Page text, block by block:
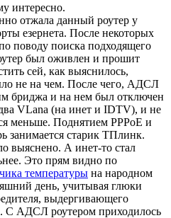
интересно.
отжала данный роутер у
езернета. После некоторых
поводу поиска подходящего
был оживлен и прошит
сей, как выяснилось,
не на чем. После чего, АДСЛ
бриджа и на нем был отключен
VLana (на инет и IDTV), и не
меньше. Поднятием PPPoE и
занимается старик ТПлинк.
выяснено. А инет-то стал
Это прям видно по
температуры на народном
день, учитывая глюки
выдергивающего
С АДСЛ роутером приходилось